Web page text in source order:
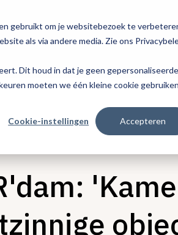
gebruikt om je websitebezoek te
als via andere media. Zie ons
Dit houd in dat je geen
moeten we één kleine cookie
Cookie-instellingen Accepteren